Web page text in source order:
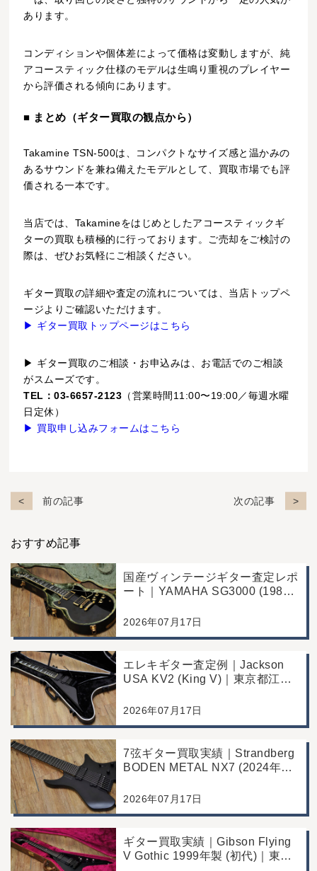
あります。
コンディションや個体差によって価格は変動しますが、純
アコースティック仕様のモデルは生鳴り重視のプレイヤー
から評価される傾向にあります。
■ まとめ（ギター買取の観点から）
Takamine TSN-500は、コンパクトなサイズ感と温かみの
あるサウンドを兼ね備えたモデルとして、買取市場でも評
価される一本です。
当店では、Takamineをはじめとしたアコースティックギ
ターの買取も積極的に行っております。ご売却をご検討の
際は、ぜひお気軽にご相談ください。
ギター買取の詳細や査定の流れについては、当店トップペ
ージよりご確認いただけます。
▶ ギター買取トップページはこちら
▶ ギター買取のご相談・お申込みは、お電話でのご相談
がスムーズです。
TEL：03-6657-2123 （営業時間11:00〜19:00／毎週水曜
日定休）
▶ 買取申し込みフォームはこちら
前の記事 次の記事
おすすめ記事
国産ヴィンテージギター査定レポ
ート｜YAMAHA SG3000 (1988
り店舗にて買取
2026年07月17日
エレキギター査定例｜Jackson
USA KV2 (King V)｜東京都江戸
2026年07月17日
7弦ギター買取実績｜Strandberg
BODEN METAL NX7 (2024年製)
店
2026年07月17日
ギター買取実績｜Gibson Flying
V Gothic 1999年製 (初代)｜東京